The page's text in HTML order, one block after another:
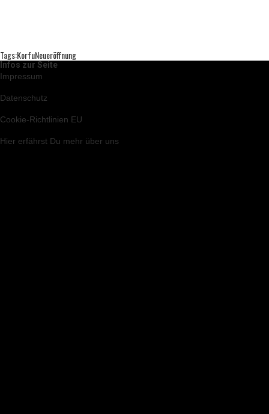
Tags:KorfuNeueröffnung
Infos zur Seite
Impressum
Datenschutz
Cookie-Richtlinien EU
Hier erfährst Du mehr über uns